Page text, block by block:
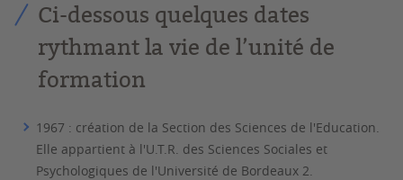
Ci-dessous quelques dates
rythmant la vie de l’unité de
formation
1967 : création de la Section des Sciences de l'Education.
Elle appartient à l'U.T.R. des Sciences Sociales et
Psychologiques de l'Université de Bordeaux 2.